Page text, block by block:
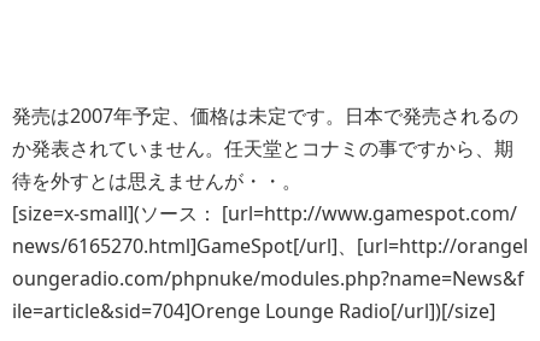
発売は2007年予定、価格は未定です。日本で発売されるの
か発表されていません。任天堂とコナミの事ですから、期
待を外すとは思えませんが・・。
[size=x-small](ソース： [url=http://www.gamespot.com/
news/6165270.html]GameSpot[/url]、[url=http://orangel
oungeradio.com/phpnuke/modules.php?name=News&f
ile=article&sid=704]Orenge Lounge Radio[/url])[/size]